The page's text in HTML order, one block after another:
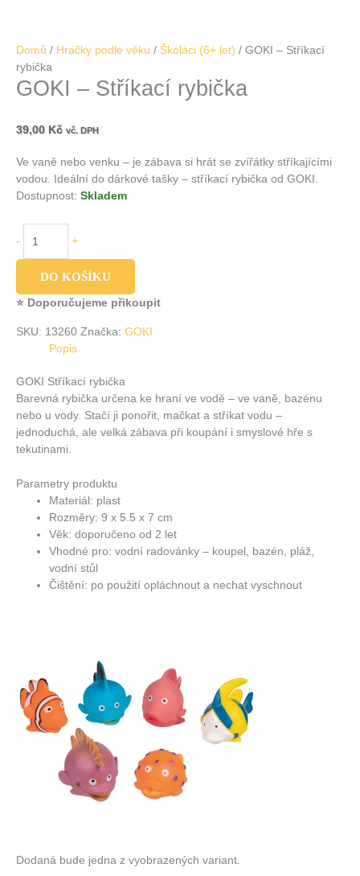
Domů / Hračky podle věku / Školáci (6+ let) / GOKI – Stříkací
rybička
GOKI – Stříkací rybička
39,00 Kč vč. DPH
Ve vaně nebo venku – je zábava si hrát se zvířátky stříkajícími
vodou. Ideální do dárkové tašky – stříkací rybička od GOKI.
Dostupnost: Skladem
- +
DO KOŠÍKU
⭐ Doporučujeme přikoupit
SKU: 13260 Značka: GOKI
Popis
GOKI Stříkací rybička
Barevná rybička určena ke hraní ve vodě – ve vaně, bazénu
nebo u vody. Stačí ji ponořit, mačkat a stříkat vodu –
jednoduchá, ale velká zábava při koupání i smyslové hře s
tekutinami.
Parametry produktu
Materiál: plast
Rozměry: 9 x 5.5 x 7 cm
Věk: doporučeno od 2 let
Vhodné pro: vodní radovánky – koupel, bazén, pláž,
vodní stůl
Čištění: po použití opláchnout a nechat vyschnout
Dodaná bude jedna z vyobrazených variant.